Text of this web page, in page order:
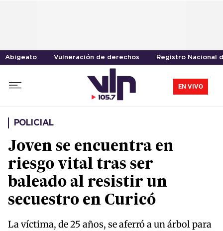
Abigeato Vulneración de derechos Registro Nacional
EN VIVO
POLICIAL
Joven se encuentra en
riesgo vital tras ser
baleado al resistir un
secuestro en Curicó
La víctima, de 25 años, se aferró a un árbol para